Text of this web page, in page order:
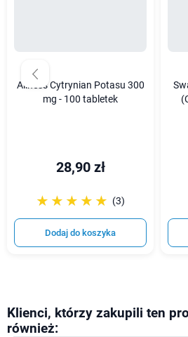
Aliness Cytrynian Potasu 300
mg - 100 tabletek
28,90 zł
☆☆☆☆☆
★★★★★ (3)
Dodaj do koszyka
Klienci, którzy zakupili ten
również: